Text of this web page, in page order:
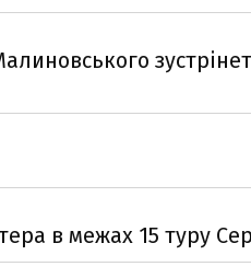
в межах 15 туру